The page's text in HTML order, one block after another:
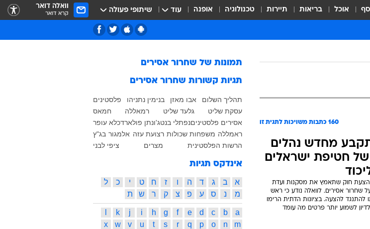
אוכל בריאות תיירות טכנולוגיה אופנה עוד שיתופי פעולה וואלה דואר
קרא דואר
160 כתבות משויכות לתגית זו
מחדש נהלים
חטיפת ישראלים
הצעת חוק שתאמץ את מסקנות ועדת
שחרור אסירים. לוואלה נודע כי ראש
להצעה. בציונות הדתית הרימו
לשמוע יותר פרטים מה עומד
תמונות של שחרור אסירים
תגיות קשורות שחרור אסירים
תהליך השלום אבו מאזן בנימין נתניהו
פלסטינים
עסקת שליט
גלעד שליט רמאללה
חמאס
אסירים פלסטיניםנפתלי בנטג'ונתן פולארדכלא עופר
ראמללה משפחות שכולות רצועת עזה אלמגור בג"ץ
הרשות הפלסטינית
מצרים ציפי לבני
אינדקס תגיות
א ב ג ד ה ו ז ח ט י כ
ל
מ
נ ס ע פ צ ק ר ש ת
a
b
c
d
e
f
g
h
i
j
k
m
n
o
p
q
r
s
t
u
v
w
x